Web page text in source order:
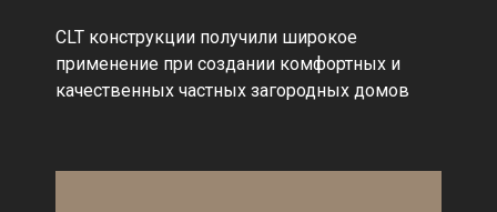
CLT конструкции получили широкое
применение при создании комфортных и
качественных частных загородных домов